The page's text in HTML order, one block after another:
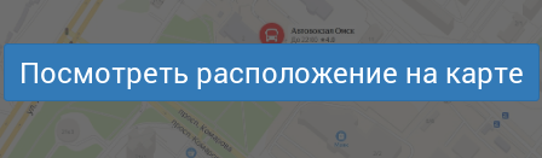
Посмотреть расположение на карте